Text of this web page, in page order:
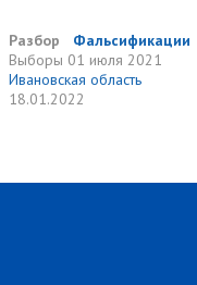
Разбор
Фальсификации
Выборы 01 июля 2021
Ивановская область
18.01.2022